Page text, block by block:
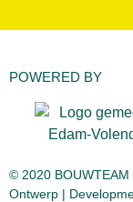
POWERED BY
© 2020 BOUWTEAM
Ontwerp |